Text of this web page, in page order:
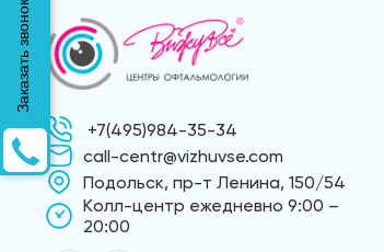
+7(495)984-35-34
call-centr@vizhuvse.com
Подольск, пр-т Ленина, 150/54
Kолл-центр ежедневно 9:00 –
20:00
Заказать звонок